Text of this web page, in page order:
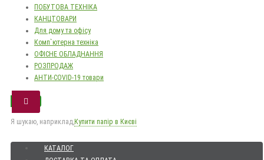
ПОБУТОВА ТЕХНІКА
КАНЦТОВАРИ
Для дому та офісу
Комп`ютерна техніка
ОФІСНЕ ОБЛАДНАННЯ
РОЗПРОДАЖ
АНТИ-COVID-19 товари
Я шукаю, наприклад, Купити папір в Києві
КАТАЛОГ